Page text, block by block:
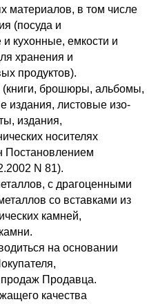
материалов, в том числе
(посуда и
кухонные, емкости и
хранения и
продуктов).
(книги, брошюры, альбомы,
издания, листовые изо-
издания,
носителях
Постановлением
N 81).
с драгоценными
со вставками из
камней,
на основании
Продавца.
качества